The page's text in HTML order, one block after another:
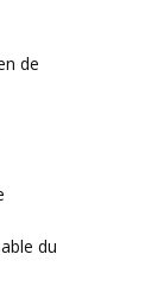
de
du